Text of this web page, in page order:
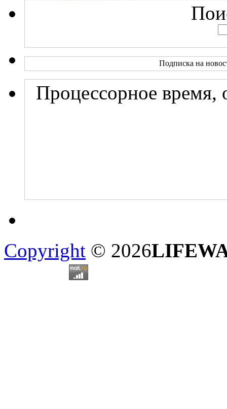
Подписка на
Процессорное время,
Copyright © 2026